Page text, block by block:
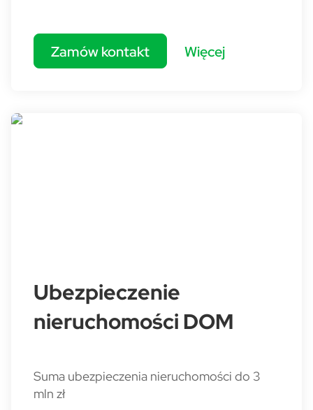
Zamów kontakt Więcej
Ubezpieczenie
nieruchomości DOM
Suma ubezpieczenia nieruchomości do 3
mln zł